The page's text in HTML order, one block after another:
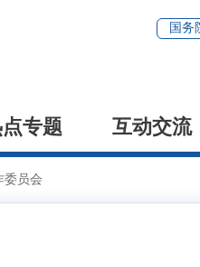
国务
专题 互动交流
委员会